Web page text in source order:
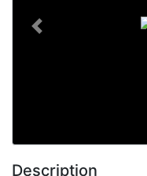
Previous
Description